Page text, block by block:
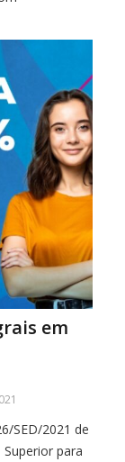
em
SED/2021 de
para